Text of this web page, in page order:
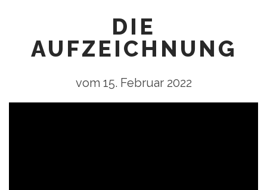
DIE
AUFZEICHNUNG
vom 15. Februar 2022